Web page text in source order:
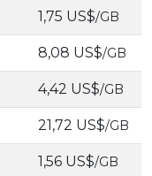
1,75 US$/GB
8,08 US$/GB
4,42 US$/GB
21,72 US$/GB
1,56 US$/GB